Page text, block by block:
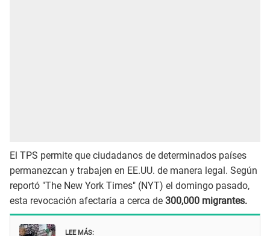
El TPS permite que ciudadanos de determinados países
permanezcan y trabajen en EE.UU. de manera legal. Según
reportó "The New York Times" (NYT) el domingo pasado,
esta revocación afectaría a cerca de 300,000 migrantes.
LEE MÁS: